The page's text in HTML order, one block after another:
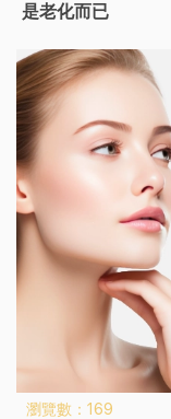
是老化而已
瀏覽數：169